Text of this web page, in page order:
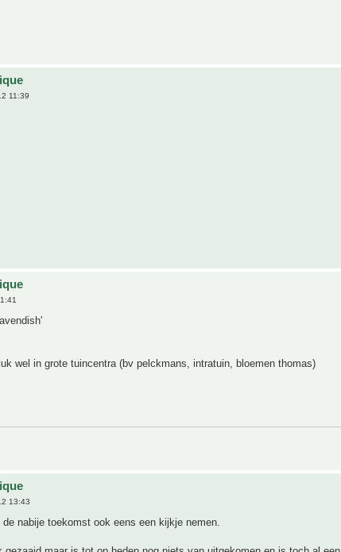
11:39
wel in grote tuincentra (bv pelckmans, intratuin, bloemen thomas)
13:43
nabije toekomst ook eens een kijkje nemen.